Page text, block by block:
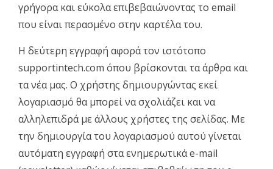
γρήγορα και εύκολα επιβεβαιώνοντας το email
που είναι περασμένο στην καρτέλα του.
Η δεύτερη εγγραφή αφορά τον ιστότοπο
supportintech.com όπου βρίσκονται τα άρθρα και
τα νέα μας. Ο χρήστης δημιουργώντας εκεί
λογαριασμό θα μπορεί να σχολιάζει και να
αλληλεπιδρά με άλλους χρήστες της σελίδας. Με
την δημιουργία του λογαριασμού αυτού γίνεται
αυτόματη εγγραφή στα ενημερωτικά e-mail